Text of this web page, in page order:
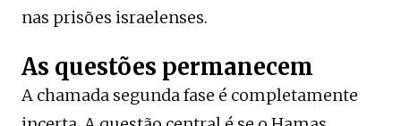
nas prisões israelenses.
As questões permanecem
A chamada segunda fase é completamente